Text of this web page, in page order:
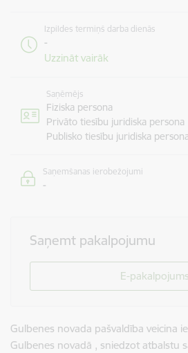
Izpildes termiņš darba dienās
-
Uzzināt vairāk
Saņēmējs
Fiziska persona
Privāto tiesību juridiska persona
Publisko tiesību juridiska persona
Saņemšanas ierobežojumi
-
Saņemt pakalpojumu
E-pakalpojums
Gulbenes novada pašvaldība veicina
Gulbenes novadā , sniedzot atbalstu